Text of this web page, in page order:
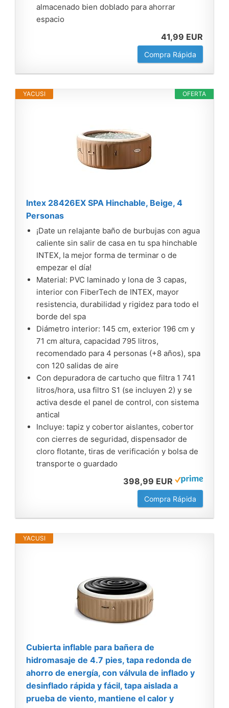
almacenado bien doblado para ahorrar
espacio
41,99 EUR
Compra Rápida
OFERTA
YACUSI
Intex 28426EX SPA Hinchable, Beige, 4
Personas
¡Date un relajante baño de burbujas con agua
caliente sin salir de casa en tu spa hinchable
INTEX, la mejor forma de terminar o de
empezar el día!
Material: PVC laminado y lona de 3 capas,
interior con FiberTech de INTEX, mayor
resistencia, durabilidad y rigidez para todo el
borde del spa
Diámetro interior: 145 cm, exterior 196 cm y
71 cm altura, capacidad 795 litros,
recomendado para 4 personas (+8 años), spa
con 120 salidas de aire
Con depuradora de cartucho que filtra 1 741
litros/hora, usa filtro S1 (se incluyen 2) y se
activa desde el panel de control, con sistema
antical
Incluye: tapiz y cobertor aislantes, cobertor
con cierres de seguridad, dispensador de
cloro flotante, tiras de verificación y bolsa de
transporte o guardado
398,99 EUR
Compra Rápida
YACUSI
Cubierta inflable para bañera de
hidromasaje de 4.7 pies, tapa redonda de
ahorro de energía, con válvula de inflado y
desinflado rápida y fácil, tapa aislada a
prueba de viento, mantiene el calor y